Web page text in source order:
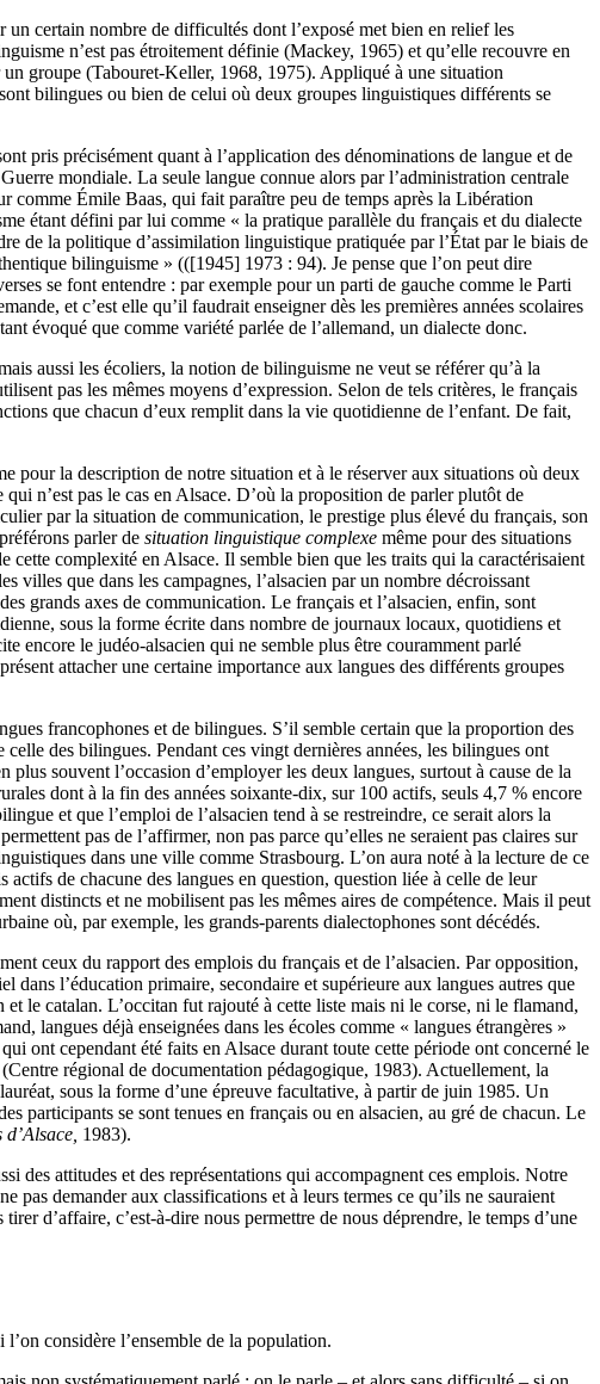
un certain nombre de difficultés dont l’exposé met bien en relief les
n’est pas étroitement définie (Mackey, 1965) et qu’elle recouvre en
groupe (Tabouret-Keller, 1968, 1975). Appliqué à une situation
bilingues ou bien de celui où deux groupes linguistiques différents se
pris précisément quant à l’application des dénominations de langue et de
mondiale. La seule langue connue alors par l’administration centrale
comme Émile Baas, qui fait paraître peu de temps après la Libération
étant défini par lui comme « la pratique parallèle du français et du dialecte
de la politique d’assimilation linguistique pratiquée par l’État par le biais de
bilinguisme » (([1945] 1973 : 94). Je pense que l’on peut dire
se font entendre : par exemple pour un parti de gauche comme le Parti
et c’est elle qu’il faudrait enseigner dès les premières années scolaires
évoqué que comme variété parlée de l’allemand, un dialecte donc.
aussi les écoliers, la notion de bilinguisme ne veut se référer qu’à la
pas les mêmes moyens d’expression. Selon de tels critères, le français
que chacun d’eux remplit dans la vie quotidienne de l’enfant. De fait,
pour la description de notre situation et à le réserver aux situations où deux
n’est pas le cas en Alsace. D’où la proposition de parler plutôt de
par la situation de communication, le prestige plus élevé du français, son
parler de situation linguistique complexe même pour des situations
cette complexité en Alsace. Il semble bien que les traits qui la caractérisaient
villes que dans les campagnes, l’alsacien par un nombre décroissant
grands axes de communication. Le français et l’alsacien, enfin, sont
sous la forme écrite dans nombre de journaux locaux, quotidiens et
encore le judéo-alsacien qui ne semble plus être couramment parlé
attacher une certaine importance aux langues des différents groupes
francophones et de bilingues. S’il semble certain que la proportion des
des bilingues. Pendant ces vingt dernières années, les bilingues ont
souvent l’occasion d’employer les deux langues, surtout à cause de la
dont à la fin des années soixante-dix, sur 100 actifs, seuls 4,7 % encore
et que l’emploi de l’alsacien tend à se restreindre, ce serait alors la
pas de l’affirmer, non pas parce qu’elles ne seraient pas claires sur
dans une ville comme Strasbourg. L’on aura noté à la lecture de ce
actifs de chacune des langues en question, question liée à celle de leur
distincts et ne mobilisent pas les mêmes aires de compétence. Mais il peut
où, par exemple, les grands-parents dialectophones sont décédés.
ceux du rapport des emplois du français et de l’alsacien. Par opposition,
l’éducation primaire, secondaire et supérieure aux langues autres que
le catalan. L’occitan fut rajouté à cette liste mais ni le corse, ni le flamand,
langues déjà enseignées dans les écoles comme « langues étrangères »
ont cependant été faits en Alsace durant toute cette période ont concerné le
régional de documentation pédagogique, 1983). Actuellement, la
sous la forme d’une épreuve facultative, à partir de juin 1985. Un
participants se sont tenues en français ou en alsacien, au gré de chacun. Le
1983).
des attitudes et des représentations qui accompagnent ces emplois. Notre
pas demander aux classifications et à leurs termes ce qu’ils ne sauraient
d’affaire, c’est-à-dire nous permettre de nous déprendre, le temps d’une
considère l’ensemble de la population.